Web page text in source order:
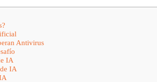
Antivirus
IA
IA